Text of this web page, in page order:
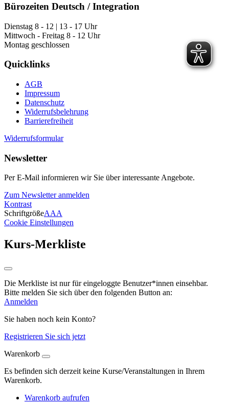
Bürozeiten Deutsch / Integration
Dienstag 8 - 12 | 13 - 17 Uhr
Mittwoch - Freitag 8 - 12 Uhr
Montag geschlossen
Quicklinks
AGB
Impressum
Datenschutz
Widerrufsbelehrung
Barrierefreiheit
Widerrufsformular
Newsletter
Per E-Mail informieren wir Sie über interessante Angebote.
Zum Newsletter anmelden
Kontrast
SchriftgrößeAAA
Cookie Einstellungen
Kurs-Merkliste
Die Merkliste ist nur für eingeloggte Benutzer*innen einsehbar.
Bitte melden Sie sich über den folgenden Button an:
Anmelden
Sie haben noch kein Konto?
Registrieren Sie sich jetzt
Warenkorb
Es befinden sich derzeit keine Kurse/Veranstaltungen in Ihrem
Warenkorb.
Warenkorb aufrufen